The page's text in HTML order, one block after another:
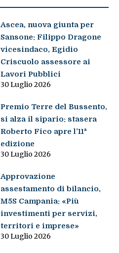
Ascea, nuova giunta per
Sansone: Filippo Dragone
vicesindaco, Egidio
Criscuolo assessore ai
Lavori Pubblici
30 Luglio 2026
Premio Terre del Bussento,
si alza il sipario: stasera
Roberto Fico apre l’11ª
edizione
30 Luglio 2026
Approvazione
assestamento di bilancio,
M5S Campania: «Più
investimenti per servizi,
territori e imprese»
30 Luglio 2026